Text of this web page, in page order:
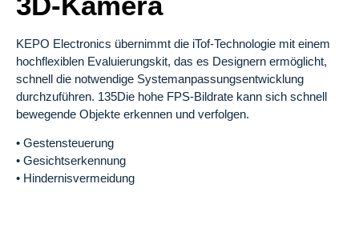
KEPO Electronics übernimmt die iTof-Technologie mit einem
hochflexiblen Evaluierungskit, das es Designern ermöglicht,
schnell die notwendige Systemanpassungsentwicklung
durchzuführen. 135Die hohe FPS-Bildrate kann sich schnell
bewegende Objekte erkennen und verfolgen.
• Gestensteuerung
• Gesichtserkennung
• Hindernisvermeidung